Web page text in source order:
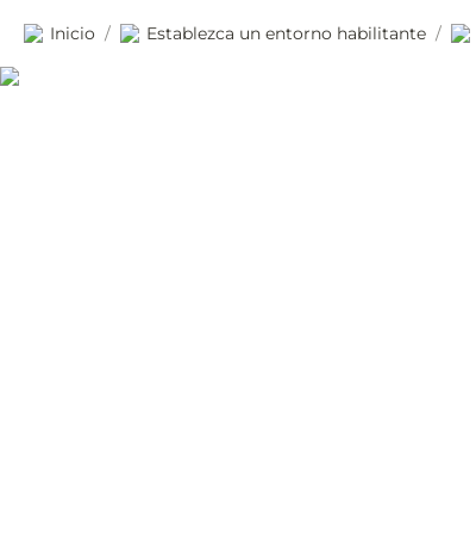
Inicio / Establezca un entorno habilitante /